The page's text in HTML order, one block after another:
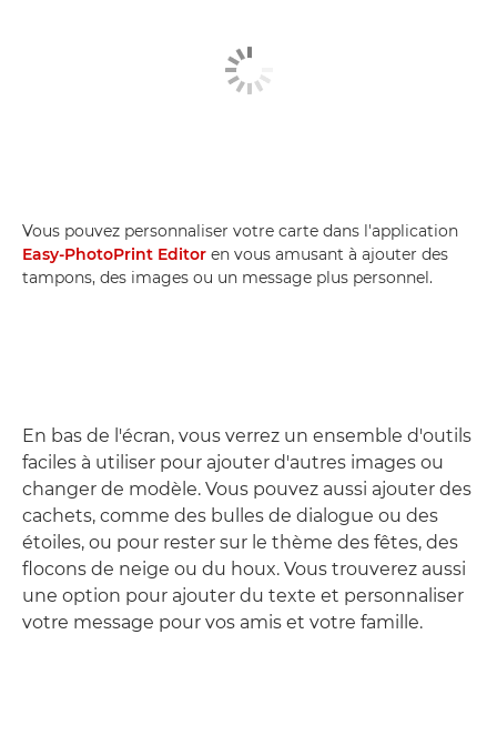
Vous pouvez personnaliser votre carte dans l'application
Easy-PhotoPrint Editor en vous amusant à ajouter des
tampons, des images ou un message plus personnel.
En bas de l'écran, vous verrez un ensemble d'outils
faciles à utiliser pour ajouter d'autres images ou
changer de modèle. Vous pouvez aussi ajouter des
cachets, comme des bulles de dialogue ou des
étoiles, ou pour rester sur le thème des fêtes, des
flocons de neige ou du houx. Vous trouverez aussi
une option pour ajouter du texte et personnaliser
votre message pour vos amis et votre famille.